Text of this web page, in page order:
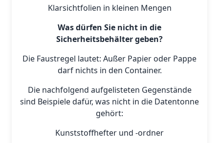
Klarsichtfolien in kleinen Mengen
Was dürfen Sie nicht in die
Sicherheitsbehälter geben?
Die Faustregel lautet: Außer Papier oder Pappe
darf nichts in den Container.
Die nachfolgend aufgelisteten Gegenstände
sind Beispiele dafür, was nicht in die Datentonne
gehört:
Kunststoffhefter und -ordner